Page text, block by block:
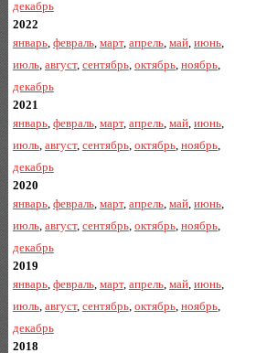
декабрь
2022
январь, февраль, март, апрель, май, июнь,
июль, август, сентябрь, октябрь, ноябрь,
декабрь
2021
январь, февраль, март, апрель, май, июнь,
июль, август, сентябрь, октябрь, ноябрь,
декабрь
2020
январь, февраль, март, апрель, май, июнь,
июль, август, сентябрь, октябрь, ноябрь,
декабрь
2019
январь, февраль, март, апрель, май, июнь,
июль, август, сентябрь, октябрь, ноябрь,
декабрь
2018